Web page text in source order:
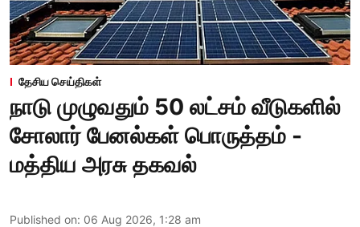
தேசிய செய்திகள்
நாடு முழுவதும் 50 லட்சம் வீடுகளில்
சோலார் பேனல்கள் பொருத்தம் -
மத்திய அரசு தகவல்
Published on: 06 Aug 2026, 1:28 am